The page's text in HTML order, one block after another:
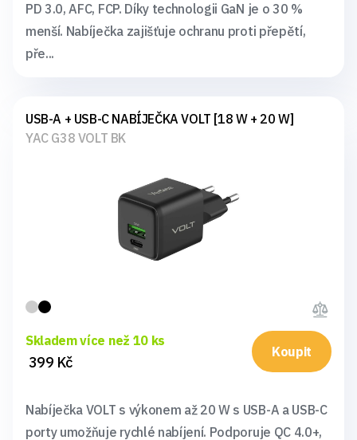
PD 3.0, AFC, FCP. Díky technologii GaN je o 30 %
menší. Nabíječka zajišťuje ochranu proti přepětí,
pře...
USB-A + USB-C NABÍJEČKA VOLT [18 W + 20 W]
YAC G38 VOLT BK
Skladem více než 10 ks
399 Kč
Koupit
Nabíječka VOLT s výkonem až 20 W s USB-A a USB-C
porty umožňuje rychlé nabíjení. Podporuje QC 4.0+,